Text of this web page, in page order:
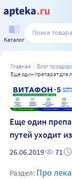
Каталог
главная блог
еще один препарат для
Еще один
путей уходит
26.06.2019 71
Раздел: Про